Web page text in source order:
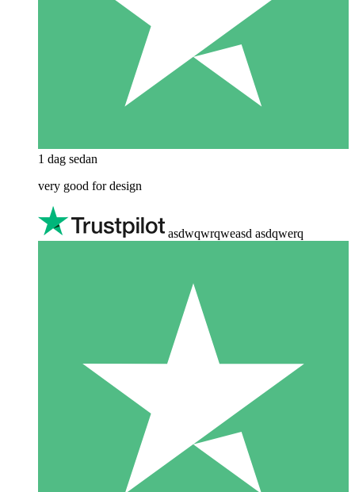
1 dag sedan
very good for design
asdwqwrqweasd asdqwerq